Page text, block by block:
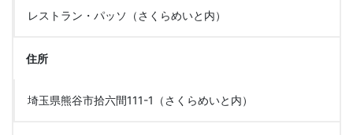
レストラン・パッソ（さくらめいと内）
住所
埼玉県熊谷市拾六間111-1（さくらめいと内）